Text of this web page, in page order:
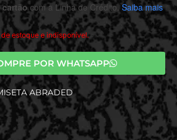
cartãocom a Linha de Crédito. Saiba mais
estoque e indisponível.
POR WHATSAPP
ABRADED